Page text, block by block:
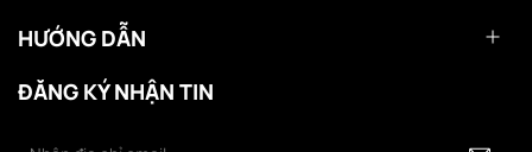
HƯỚNG DẪN
ĐĂNG KÝ NHẬN TIN